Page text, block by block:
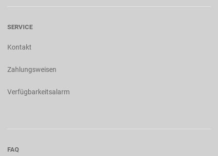
SERVICE
Kontakt
Zahlungsweisen
Verfügbarkeitsalarm
FAQ